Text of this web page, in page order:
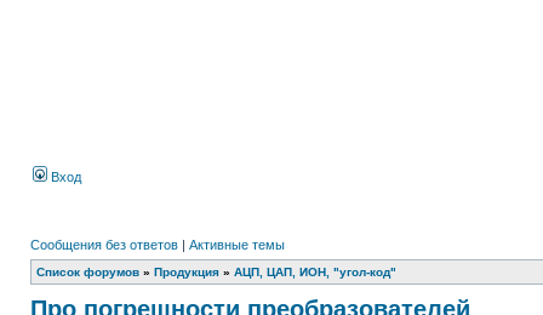
Вход
Сообщения без ответов | Активные темы
Список форумов » Продукция » АЦП, ЦАП, ИОН, "угол-код"
Про погрешности преобразователей